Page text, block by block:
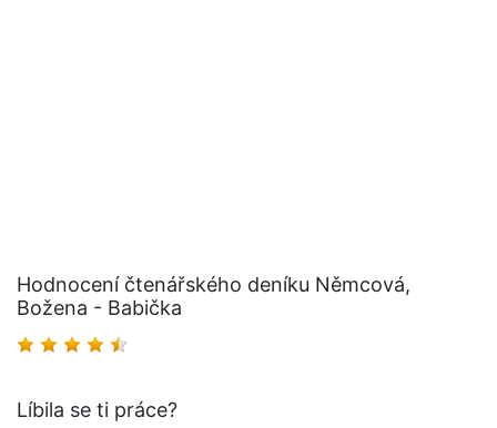
Hodnocení čtenářského deníku Němcová,
Božena - Babička
Líbila se ti práce?